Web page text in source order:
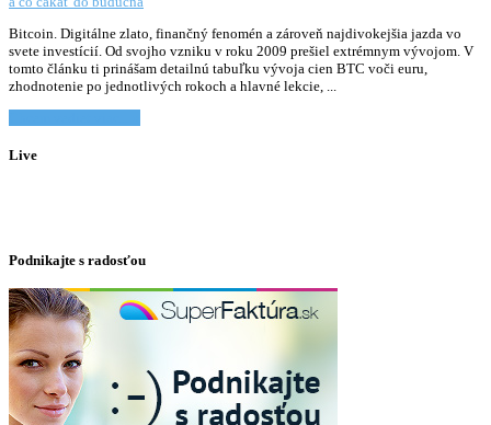
Bitcoin. Digitálne zlato, finančný fenomén a zároveň najdivokejšia jazda vo
svete investícií. Od svojho vzniku v roku 2009 prešiel extrémnym vývojom. V
tomto článku ti prinášam detailnú tabuľku vývoja cien BTC voči euru,
zhodnotenie po jednotlivých rokoch a hlavné lekcie, ...
Live
Podnikajte s radosťou